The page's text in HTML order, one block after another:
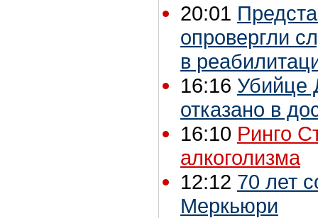
20:01
опровергли
в
16:16 Убийце
отказано в
16:10 Ринго
алкоголизма
12:12 70 лет
Меркьюри